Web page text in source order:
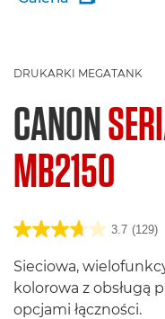
DRUKARKI MEGATANK
CANON
MB2150
3.7 (129)
Sieciowa,
kolorowa z obsługą
opcjami łączności.